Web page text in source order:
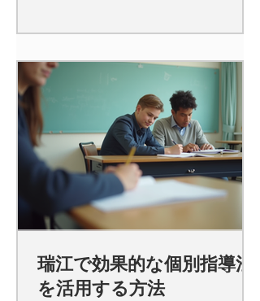
瑞江で効果的な個別指導法
を活用する方法